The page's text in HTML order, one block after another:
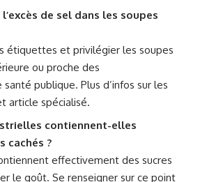
de sel dans les soupes
étiquettes et privilégier les soupes
ou proche des
publique. Plus d’infos sur les
article spécialisé.
contiennent-elles
cachés ?
effectivement des sucres
le goût. Se renseigner sur ce point